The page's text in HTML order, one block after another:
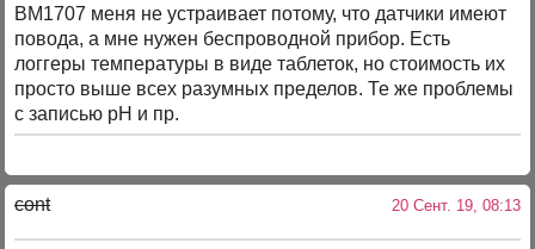
ВМ1707 меня не устраивает потому, что датчики имеют
повода, а мне нужен беспроводной прибор. Есть
логгеры температуры в виде таблеток, но стоимость их
просто выше всех разумных пределов. Те же проблемы
с записью рН и пр.
cont 20 Сент. 19, 08:13